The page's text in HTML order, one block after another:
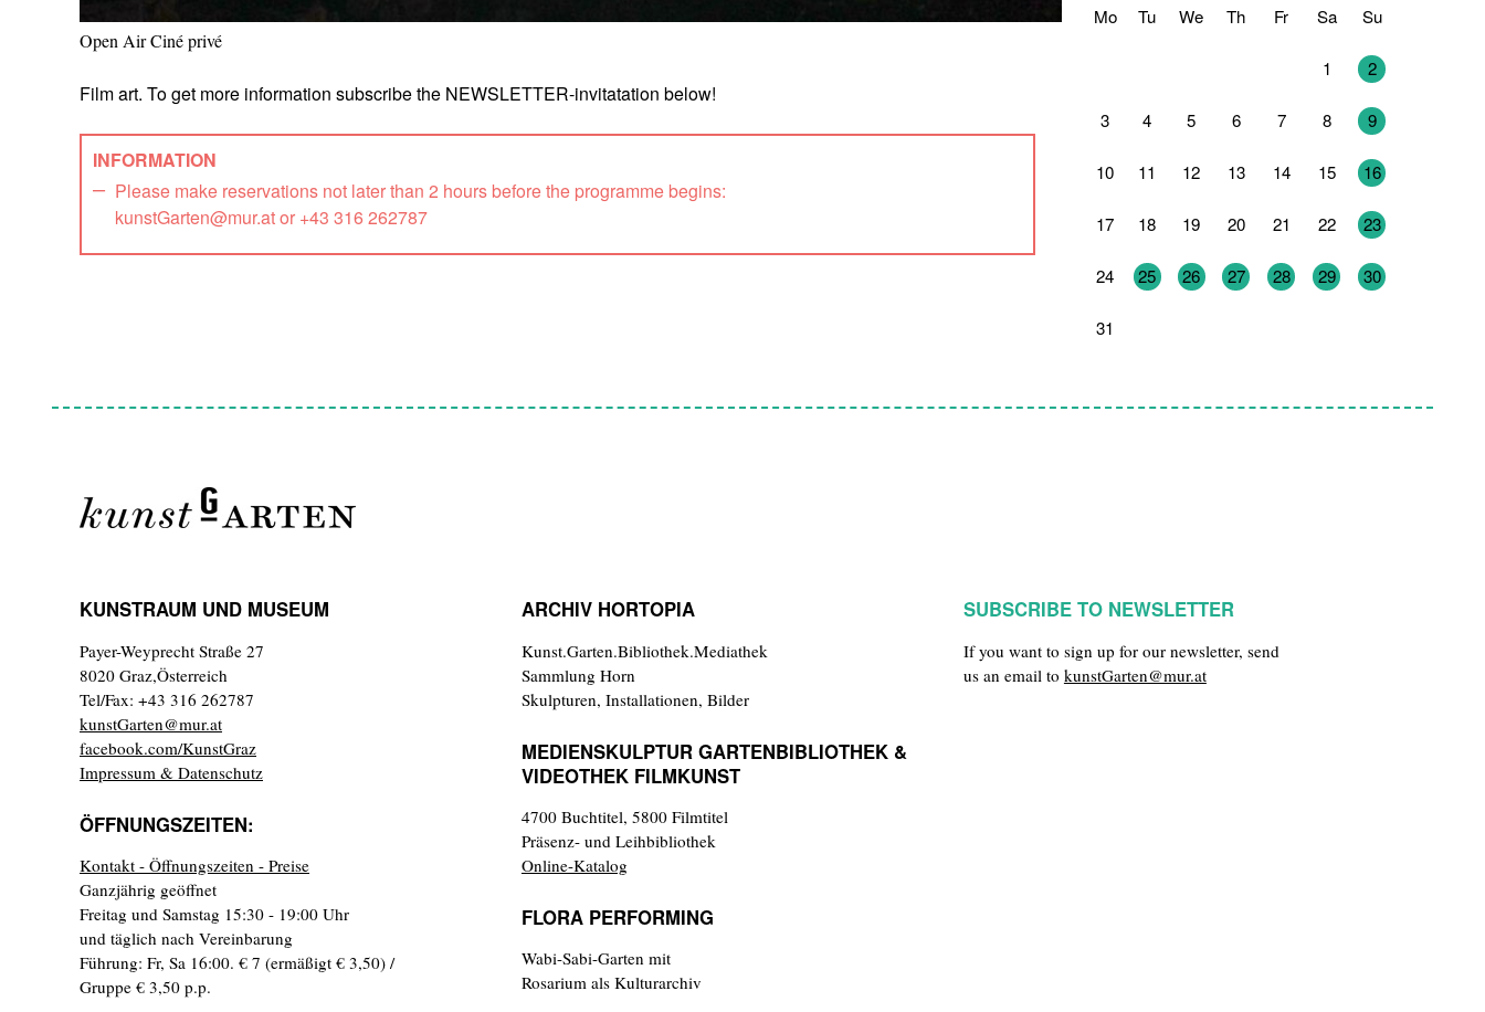
Open Air Ciné privé
Film art. To get more information subscribe the NEWSLETTER-invitatation below!
INFORMATION
Please make reservations not later than 2 hours before the programme begins:
kunstGarten@mur.at or +43 316 262787
Mo Tu We Th Fr Sa Su
1 2
3 4 5 6 7 8 9
10 11 12 13 14 15 16
17 18 19 20 21 22 23
24 25 26 27 28 29 30
31
KUNSTRAUM UND MUSEUM
Payer-Weyprecht Straße 27
8020 Graz,Österreich
Tel/Fax: +43 316 262787
kunstGarten@mur.at
facebook.com/KunstGraz
Impressum & Datenschutz
ÖFFNUNGSZEITEN:
Kontakt - Öffnungszeiten - Preise
Ganzjährig geöffnet
Freitag und Samstag 15:30 - 19:00 Uhr
und täglich nach Vereinbarung
Führung: Fr, Sa 16:00. € 7 (ermäßigt € 3,50) /
Gruppe € 3,50 p.p.
ARCHIV HORTOPIA
Kunst.Garten.Bibliothek.Mediathek
Sammlung Horn
Skulpturen, Installationen, Bilder
MEDIENSKULPTUR GARTENBIBLIOTHEK &
VIDEOTHEK FILMKUNST
4700 Buchtitel, 5800 Filmtitel
Präsenz- und Leihbibliothek
Online-Katalog
FLORA PERFORMING
Wabi-Sabi-Garten mit
Rosarium als Kulturarchiv
SUBSCRIBE TO NEWSLETTER
If you want to sign up for our newsletter, send
us an email to kunstGarten@mur.at